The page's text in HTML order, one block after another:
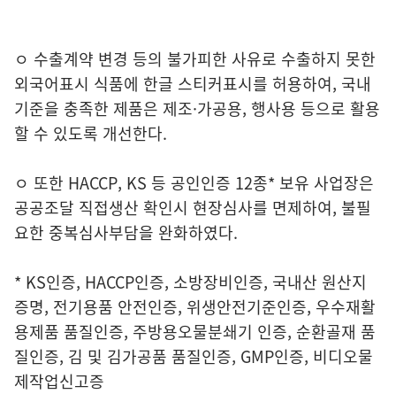
ㅇ 수출계약 변경 등의 불가피한 사유로 수출하지 못한
외국어표시 식품에 한글 스티커표시를 허용하여, 국내
기준을 충족한 제품은 제조·가공용, 행사용 등으로 활용
할 수 있도록 개선한다.
ㅇ 또한 HACCP, KS 등 공인인증 12종* 보유 사업장은
공공조달 직접생산 확인시 현장심사를 면제하여, 불필
요한 중복심사부담을 완화하였다.
* KS인증, HACCP인증, 소방장비인증, 국내산 원산지
증명, 전기용품 안전인증, 위생안전기준인증, 우수재활
용제품 품질인증, 주방용오물분쇄기 인증, 순환골재 품
질인증, 김 및 김가공품 품질인증, GMP인증, 비디오물
제작업신고증